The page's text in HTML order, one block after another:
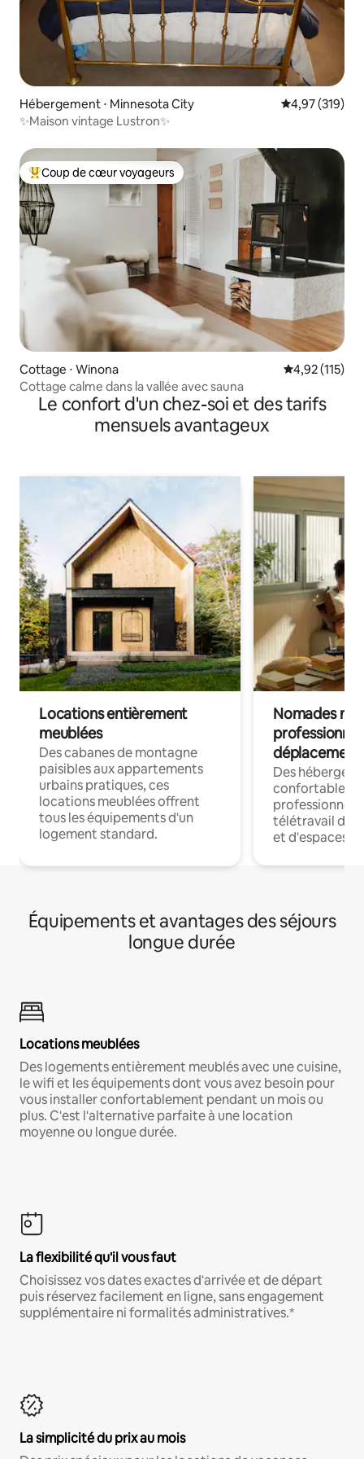
Hébergement ⋅ Minnesota City Évaluation
4,97 (319)
✨Maison vintage Lustron✨
Coups de cœur voyageurs les plus appréciés
Coup de cœur voyageurs
Cottage ⋅ Winona Évaluation
4,92 (115)
Cottage calme dans la vallée avec sauna
Le confort d'un chez-soi et des tarifs
mensuels avantageux
Locations entièrement
meublées
Des cabanes de montagne
paisibles aux appartements
urbains pratiques, ces
locations meublées offrent
tous les équipements d'un
logement standard.
Nomades
déplacement
Des
confortables
professionnels
télétravail
et d'espaces
Équipements et avantages des séjours
longue durée
Locations meublées
Des logements entièrement meublés avec une cuisine,
le wifi et les équipements dont vous avez besoin pour
vous installer confortablement pendant un mois ou
plus. C'est l'alternative parfaite à une location
moyenne ou longue durée.
La flexibilité qu'il vous faut
Choisissez vos dates exactes d'arrivée et de départ
puis réservez facilement en ligne, sans engagement
supplémentaire ni formalités administratives.*
La simplicité du prix au mois